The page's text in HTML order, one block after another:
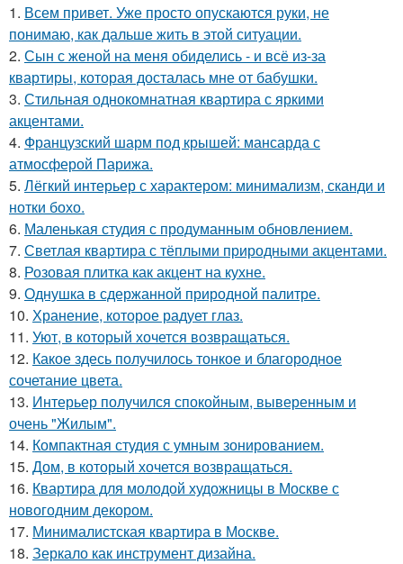
1. Всем привет. Уже просто опускаются руки, не
понимаю, как дальше жить в этой ситуации.
2. Сын с женой на меня обиделись - и всё из-за
квартиры, которая досталась мне от бабушки.
3. Стильная однокомнатная квартира с яркими
акцентами.
4. Французский шарм под крышей: мансарда с
атмосферой Парижа.
5. Лёгкий интерьер с характером: минимализм, сканди и
нотки бохо.
6. Маленькая студия с продуманным обновлением.
7. Светлая квартира с тёплыми природными акцентами.
8. Розовая плитка как акцент на кухне.
9. Однушка в сдержанной природной палитре.
10. Хранение, которое радует глаз.
11. Уют, в который хочется возвращаться.
12. Какое здесь получилось тонкое и благородное
сочетание цвета.
13. Интерьер получился спокойным, выверенным и
очень "Жилым".
14. Компактная студия с умным зонированием.
15. Дом, в который хочется возвращаться.
16. Квартира для молодой художницы в Москве с
новогодним декором.
17. Минималистская квартира в Москве.
18. Зеркало как инструмент дизайна.